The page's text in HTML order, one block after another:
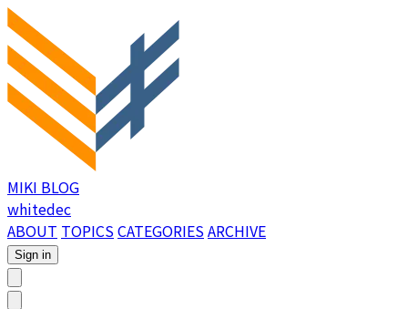
MIKI BLOG
whitedec
ABOUT TOPICSCATEGORIESARCHIVE
Sign in